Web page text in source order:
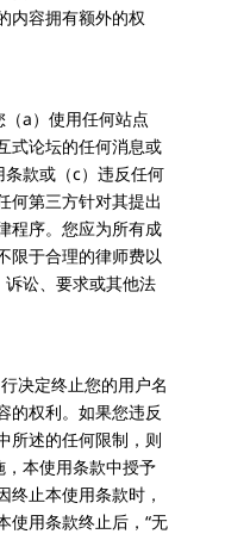
内容拥有额外的权
a）使用任何站点
式论坛的任何消息或
款或（c）违反任何
何第三方针对其提出
程序。您应为所有成
限于合理的律师费以
讼、要求或其他法
决定终止您的用户名
的权利。如果您违反
所述的任何限制，则
本使用条款中授予
终止本使用条款时，
使用条款终止后，“无